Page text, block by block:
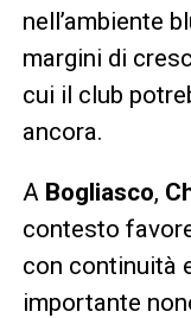
nell’ambiente
margini di
cui il club
ancora.
A Bogliasco,
contesto
con continuità
importante